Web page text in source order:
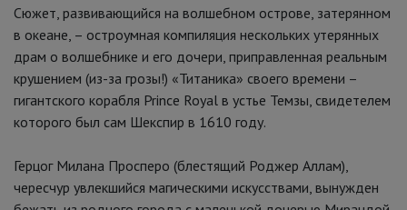
Сюжет, развивающийся на волшебном острове, затерянном
в океане, – остроумная компиляция нескольких утерянных
драм о волшебнике и его дочери, приправленная реальным
крушением (из-за грозы!) «Титаника» своего времени –
гигантского корабля Prince Royal в устье Темзы, свидетелем
которого был сам Шекспир в 1610 году.
Герцог Милана Просперо (блестящий Роджер Аллам),
чересчур увлекшийся магическими искусствами, вынужден